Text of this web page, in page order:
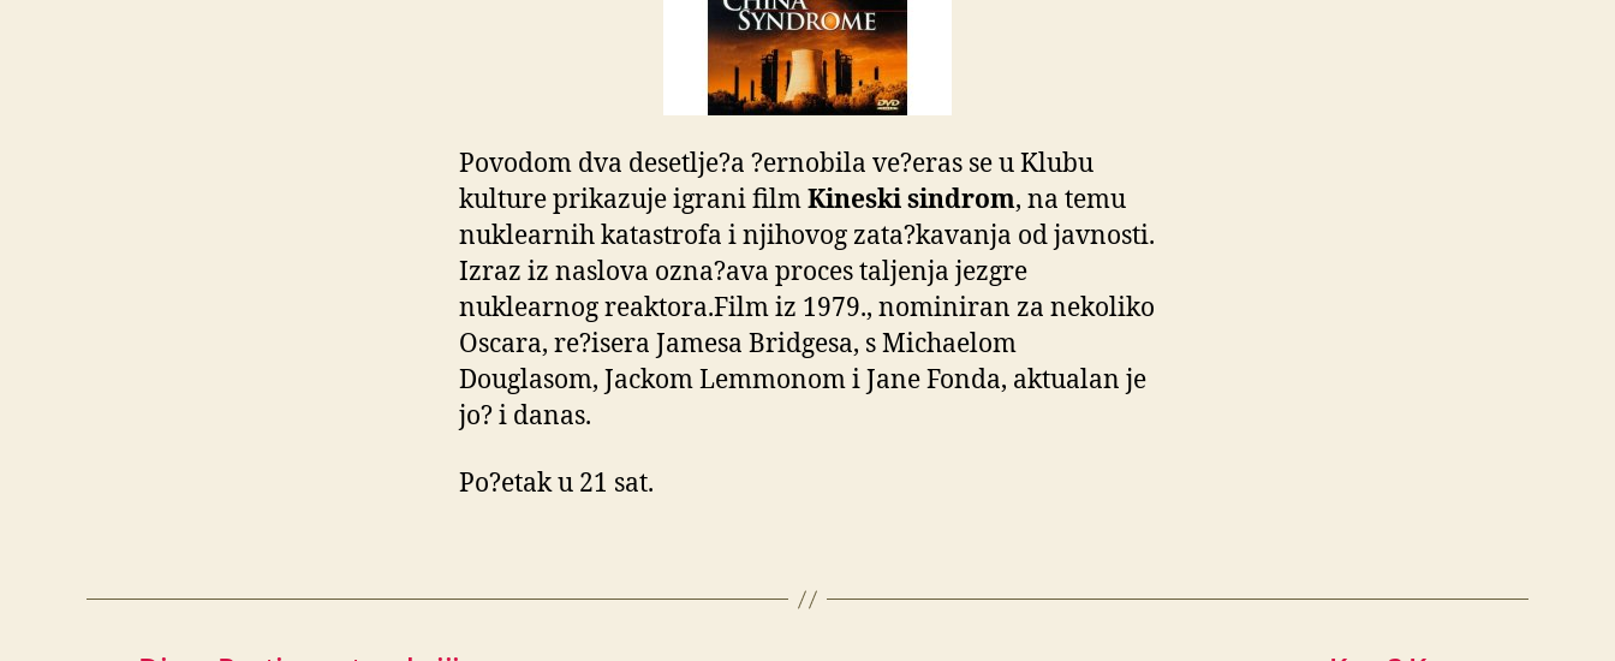
Povodom dva desetlje?a ?ernobila ve?eras se u Klubu
kulture prikazuje igrani filmKineski sindrom, na temu
nuklearnih katastrofa i njihovog zata?kavanja od javnosti.
Izraz iz naslova ozna?ava proces taljenja jezgre
nuklearnog reaktora.Film iz 1979., nominiran za nekoliko
Oscara, re?isera Jamesa Bridgesa, s Michaelom
Douglasom, Jackom Lemmonom i Jane Fonda, aktualan je
jo? i danas.
Po?etak u 21 sat.